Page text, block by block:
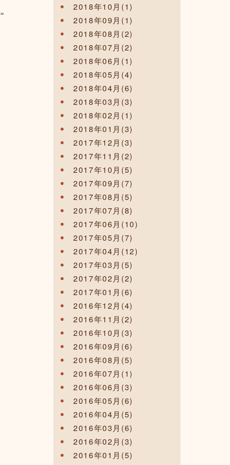
»
2018年10月(1)
2018年09月(1)
2018年08月(2)
2018年07月(2)
2018年06月(1)
2018年05月(4)
2018年04月(6)
2018年03月(3)
2018年02月(1)
2018年01月(3)
2017年12月(3)
2017年11月(2)
2017年10月(5)
2017年09月(7)
2017年08月(5)
2017年07月(8)
2017年06月(10)
2017年05月(7)
2017年04月(12)
2017年03月(5)
2017年02月(2)
2017年01月(6)
2016年12月(4)
2016年11月(2)
2016年10月(3)
2016年09月(6)
2016年08月(5)
2016年07月(1)
2016年06月(3)
2016年05月(6)
2016年04月(5)
2016年03月(6)
2016年02月(3)
2016年01月(5)